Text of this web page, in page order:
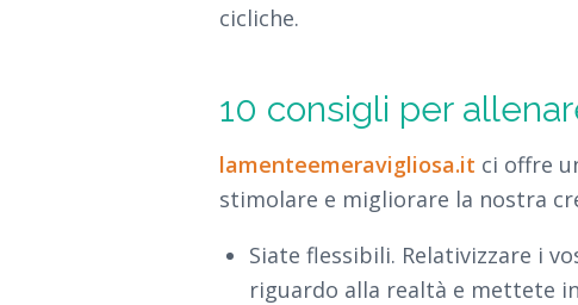
cicliche.
10 consigli per
lamenteemeravigliosa.it ci offre
stimolare e migliorare la nostra
Siate flessibili. Relativizzare i
riguardo alla realtà e mettete